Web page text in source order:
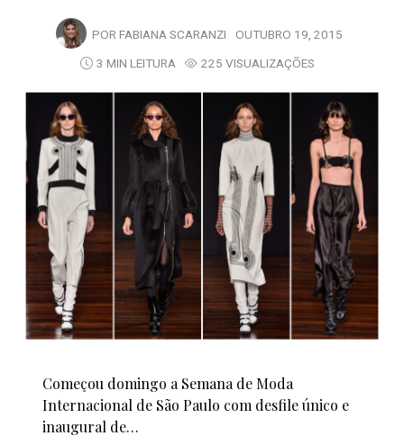
POR FABIANA SCARANZI OUTUBRO 19, 2015
3 MIN LEITURA
225 VISUALIZAÇÕES
Começou domingo a Semana de Moda
Internacional de São Paulo com desfile único e
inaugural de…